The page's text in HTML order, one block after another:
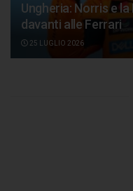
Ungheria: Norris e
davanti alle Ferrari
25 LUGLIO 2026